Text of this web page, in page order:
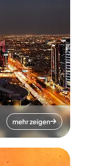
mehr zeigen